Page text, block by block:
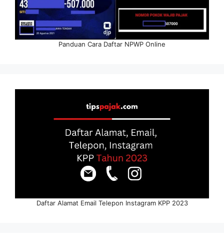
Panduan Cara Daftar NPWP Online
Daftar Alamat Email Telepon Instagram KPP 2023